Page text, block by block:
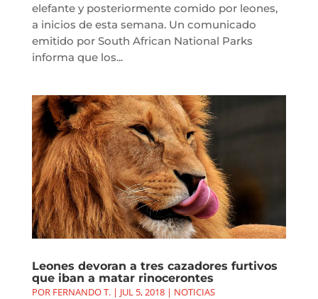
elefante y posteriormente comido por leones,
a inicios de esta semana. Un comunicado
emitido por South African National Parks
informa que los...
Leones devoran a tres cazadores furtivos
que iban a matar rinocerontes
POR FERNANDO T.| JUL 5, 2018| NOTICIAS